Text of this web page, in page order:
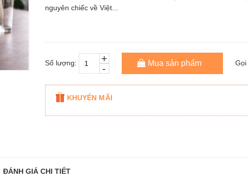
nguyên chiếc về Việt...
Số lượng: -
+ Mua sản phẩm Gọi
KHUYẾN MÃI
ĐÁNH GIÁ CHI TIẾT